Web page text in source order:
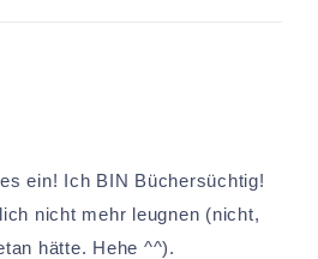
ein! Ich BIN Büchersüchtig!
nicht mehr leugnen (nicht,
hätte. Hehe ^^).